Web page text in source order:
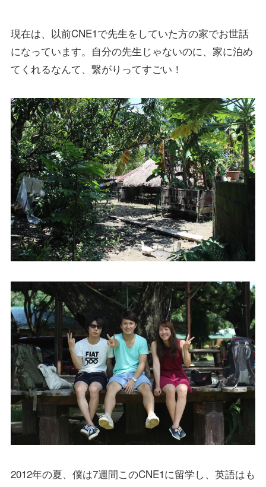
現在は、以前CNE1で先生をしていた方の家でお世話
になっています。自分の先生じゃないのに、家に泊め
てくれるなんて、繋がりってすごい！
2012年の夏、僕は7週間このCNE1に留学し、英語はも